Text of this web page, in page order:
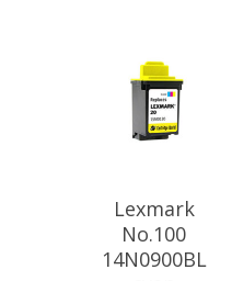
Pročitajte Još
Lexmark
No.100
14N0900BL